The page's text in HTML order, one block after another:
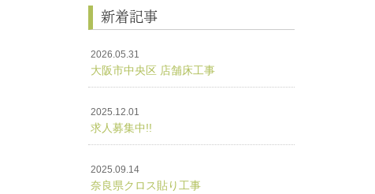
新着記事
2026.05.31
大阪市中央区 店舗床工事
2025.12.01
求人募集中!!
2025.09.14
奈良県クロス貼り工事